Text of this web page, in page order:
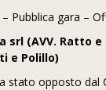
Pubblica gara –
srl (AVV. Ratto
e Polillo)
opposto dal